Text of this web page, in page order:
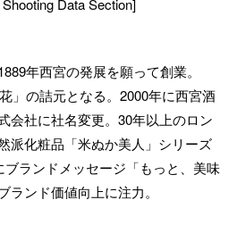
年西宮の発展を願って創業。
」の詰元となる。2000年に西宮酒
会社に社名変更。30年以上のロン
派化粧品「米ぬか美人」シリーズ
ブランドメッセージ「もっと、美味
ランド価値向上に注力。